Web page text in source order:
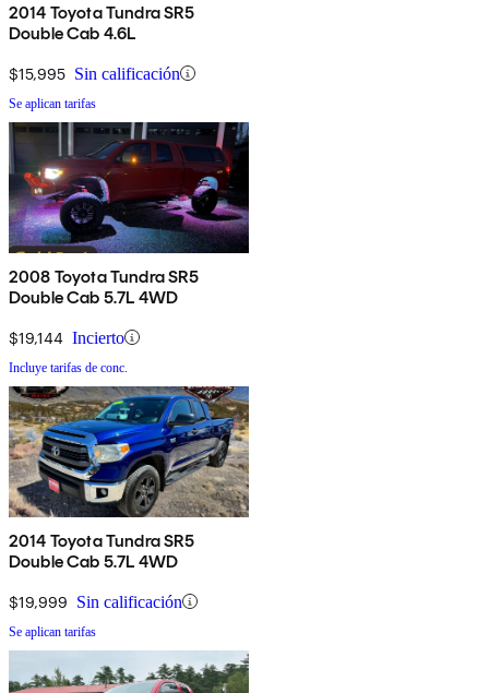
2014 Toyota Tundra SR5
Double Cab 4.6L
$15,995 Sin calificación
Se aplican tarifas
2008 Toyota Tundra SR5
Double Cab 5.7L 4WD
$19,144 Incierto
Incluye tarifas de conc.
2014 Toyota Tundra SR5
Double Cab 5.7L 4WD
$19,999 Sin calificación
Se aplican tarifas